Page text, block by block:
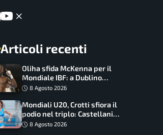
Articoli recenti
Oliha sfida McKenna per il
Mondiale IBF: a Dublino
serve l’impresa nella tana
8 Agosto 2026
Mondiali U20, Crotti sfiora il
podio nel triplo: Castellani
da record, Succo in finale
8 Agosto 2026